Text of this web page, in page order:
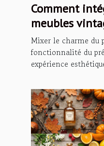
Comment
meubles
intérieur
Mixer le charme du
fonctionnalité du
expérience